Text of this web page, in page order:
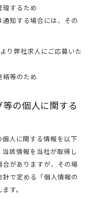
理するため
知する場合には、その
り弊社求人にご応募いた
絡等のため
の個人に関する
人に関する情報を以下
該情報を当社が取得し
がありますが、その場
で定める「個人情報の
す。